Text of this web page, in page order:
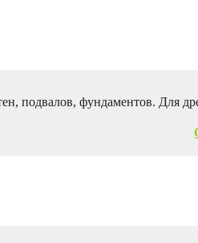
подвалов, фундаментов. Для